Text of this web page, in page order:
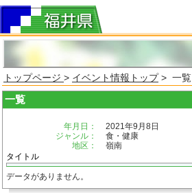
トップページ > イベント情報トップ> 一覧
一覧
年月日：
2021年9月8日
ジャンル：
食・健康
地区：
嶺南
タイトル
データがありません。